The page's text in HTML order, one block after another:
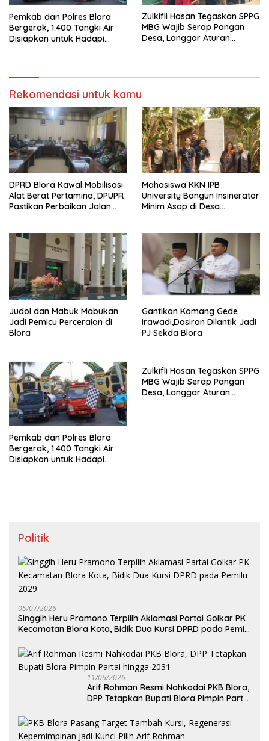
Pemkab dan Polres Blora
Bergerak, 1.400 Tangki Air
Disiapkan untuk Hadapi
Zulkifli Hasan Tegaskan SPPG
MBG Wajib Serap Pangan
Desa, Langgar Aturan
Rekomendasi untuk kamu
DPRD Blora Kawal Mobilisasi
Alat Berat Pertamina, DPUPR
Pastikan Perbaikan Jalan
Perusahaan
Mahasiswa KKN IPB
University Bangun Insinerator
Minim Asap di Desa
Lingkungan ‎
Judol dan Mabuk Mabukan
Jadi Pemicu Perceraian di
Blora
Gantikan Komang Gede
Irawadi,Dasiran Dilantik Jadi
PJ Sekda Blora
Pemkab dan Polres Blora
Bergerak, 1.400 Tangki Air
Disiapkan untuk Hadapi
Zulkifli Hasan Tegaskan SPPG
MBG Wajib Serap Pangan
Desa, Langgar Aturan
Politik
05/07/2026
Singgih Heru Pramono Terpilih Aklamasi Partai Golkar PK
Kecamatan Blora Kota, Bidik Dua Kursi DPRD pada Pemilu
11/06/2026
Arif Rohman Resmi Nahkodai PKB Blora,
DPP Tetapkan Bupati Blora Pimpin Partai